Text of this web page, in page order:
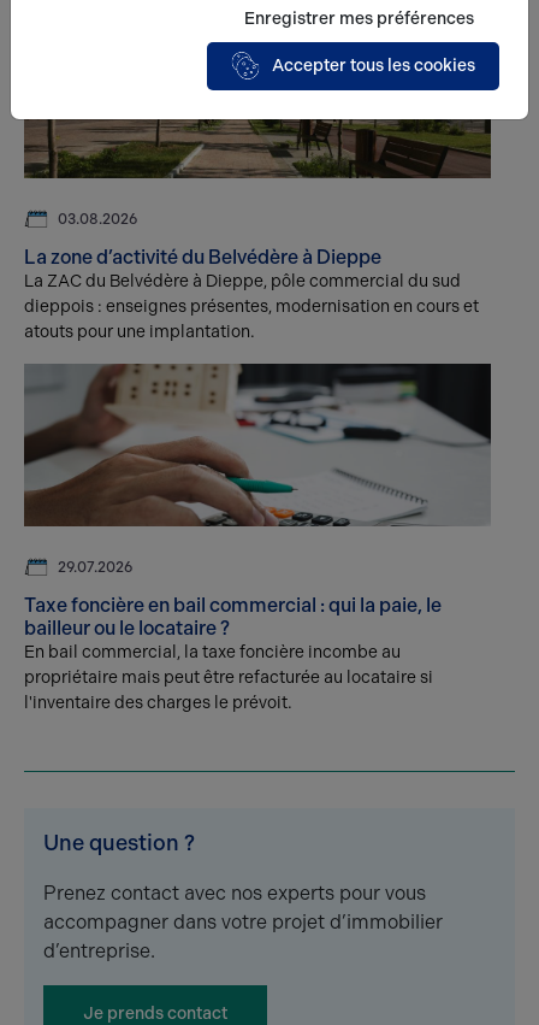
03.08.2026
La zone d’activité du Belvédère à Dieppe
La ZAC du Belvédère à Dieppe, pôle commercial du sud
dieppois : enseignes présentes, modernisation en cours et
atouts pour une implantation.
29.07.2026
Taxe foncière en bail commercial : qui la paie, le
bailleur ou le locataire ?
En bail commercial, la taxe foncière incombe au
propriétaire mais peut être refacturée au locataire si
l'inventaire des charges le prévoit.
Une question ?
Prenez contact avec nos experts pour vous
accompagner dans votre projet d’immobilier
d’entreprise.
Je prends contact
Enregistrer mes préférences
Accepter tous les cookies